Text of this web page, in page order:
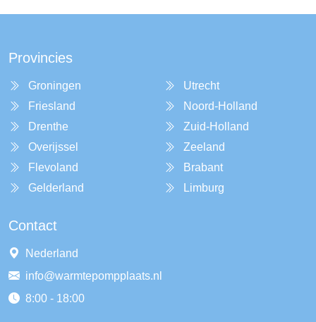
Provincies
Groningen
Friesland
Drenthe
Overijssel
Flevoland
Gelderland
Utrecht
Noord-Holland
Zuid-Holland
Zeeland
Brabant
Limburg
Contact
Nederland
info@warmtepompplaats.nl
8:00 - 18:00